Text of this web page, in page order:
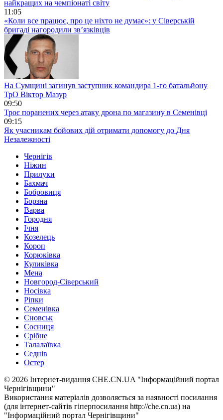
найкращих на чемпіонаті світу
11:05
«Коли все працює, про це ніхто не думає»: у Сіверській
бригаді нагородили зв’язківців
На Сумщині загинув заступник командира 1-го батальйону
ТрО Віктор Мазур
09:50
Троє поранених через атаку дрона по магазину в Семенівці
09:15
Як учасникам бойових дій отримати допомогу до Дня
Незалежності
Чернігів
Ніжин
Прилуки
Бахмач
Бобровиця
Борзна
Варва
Городня
Ічня
Козелець
Короп
Корюківка
Куликівка
Мена
Новгород-Сіверський
Носівка
Ріпки
Семенівка
Сновськ
Сосниця
Срібне
Талалаївка
Седнів
Остер
© 2026 Інтернет-видання CHE.CN.UA "Інформаційний портал
Чернiгiвщини"
Використання матеріалів дозволяється за наявності посилання
(для інтернет-сайтів гіперпосилання http://che.cn.ua) на
"Інформаційний портал Чернiгiвщини"